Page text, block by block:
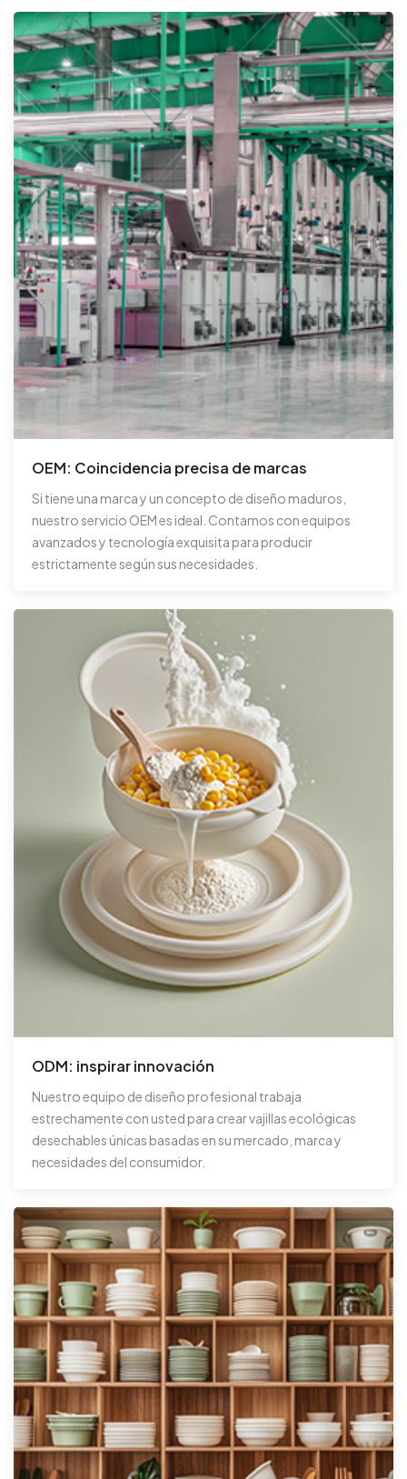
OEM: Coincidencia precisa de marcas
Si tiene una marca y un concepto de diseño maduros,
nuestro servicio OEM es ideal. Contamos con equipos
avanzados y tecnología exquisita para producir
estrictamente según sus necesidades.
ODM: inspirar innovación
Nuestro equipo de diseño profesional trabaja
estrechamente con usted para crear vajillas ecológicas
desechables únicas basadas en su mercado, marca y
necesidades del consumidor.